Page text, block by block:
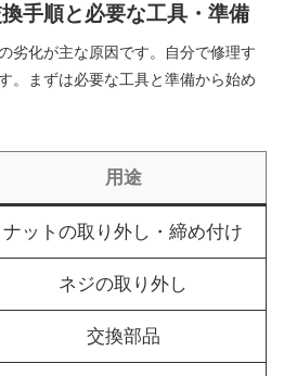
手順と必要な工具・準備
劣化が主な原因です。自分で修理す
。まずは必要な工具と準備から始め
用途
ナットの取り外し・締め付け
ネジの取り外し
交換部品